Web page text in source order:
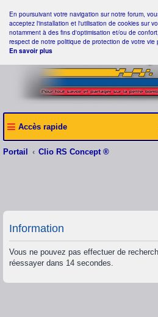
En poursuivant votre navigation sur notre forum,
acceptez l'installation et l'utilisation de cookies sur
notamment à des fins d'optimisation et/ou de
respect de notre politique de protection de votre vie
En savoir plus
Accès rapide
Portail Clio RS Concept ®
Information
Vous ne pouvez pas effectuer de
réessayer dans 14 secondes.